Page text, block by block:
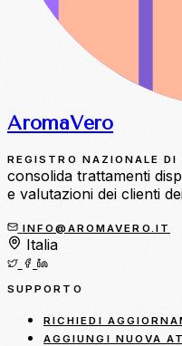
AromaVero
REGISTRO NAZIONALE
consolida trattamenti
e valutazioni dei clienti
INFO@AROMAVERO.IT
Italia
SUPPORTO
RICHIEDI
AGGIUNGI NUOVA